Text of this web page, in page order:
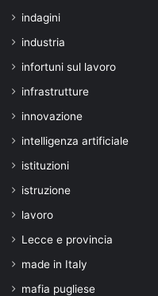
indagini
industria
infortuni sul lavoro
infrastrutture
innovazione
intelligenza artificiale
istituzioni
istruzione
lavoro
Lecce e provincia
made in Italy
mafia pugliese